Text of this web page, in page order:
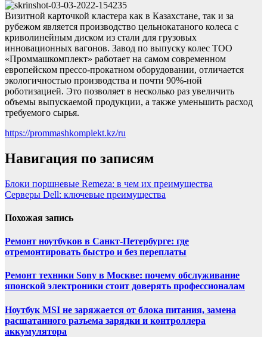
Визитной карточкой кластера как в Казахстане, так и за
рубежом является производство цельнокатаного колеса с
криволинейным диском из стали для грузовых
инновационных вагонов. Завод по выпуску колес ТОО
«Проммашкомплект» работает на самом современном
европейском прессо-прокатном оборудовании, отличается
экологичностью производства и почти 90%-ной
роботизацией. Это позволяет в несколько раз увеличить
объемы выпускаемой продукции, а также уменьшить расход
требуемого сырья.
https://prommashkomplekt.kz/ru
Навигация по записям
Блоки поршневые Remeza: в чем их преимущества
Серверы Dell: ключевые преимущества
Похожая запись
Ремонт ноутбуков в Санкт-Петербурге: где
отремонтировать быстро и без переплаты
Ремонт техники Sony в Москве: почему обслуживание
японской электроники стоит доверять профессионалам
Ноутбук MSI не заряжается от блока питания, замена
расшатанного разъема зарядки и контроллера
аккумулятора